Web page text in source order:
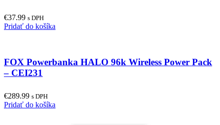
€37.99 s DPH
Pridať do košíka
FOX Powerbanka HALO 96k Wireless Power Pack
– CEI231
€289.99 s DPH
Pridať do košíka